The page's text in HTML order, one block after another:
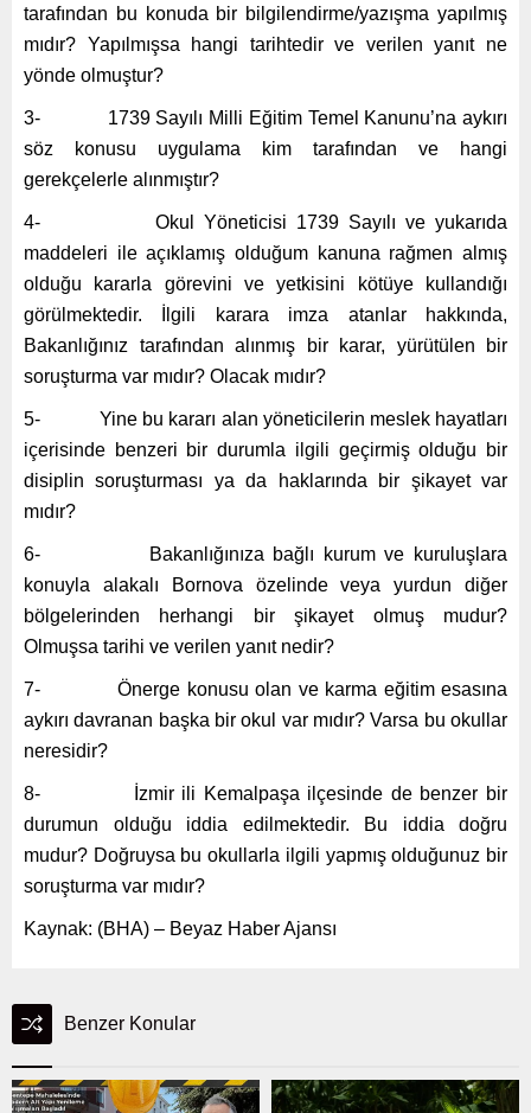
tarafından bu konuda bir bilgilendirme/yazışma yapılmış
mıdır? Yapılmışsa hangi tarihtedir ve verilen yanıt ne
yönde olmuştur?
3- 1739 Sayılı Milli Eğitim Temel Kanunu’na aykırı
söz konusu uygulama kim tarafından ve hangi
gerekçelerle alınmıştır?
4- Okul Yöneticisi 1739 Sayılı ve yukarıda
maddeleri ile açıklamış olduğum kanuna rağmen almış
olduğu kararla görevini ve yetkisini kötüye kullandığı
görülmektedir. İlgili karara imza atanlar hakkında,
Bakanlığınız tarafından alınmış bir karar, yürütülen bir
soruşturma var mıdır? Olacak mıdır?
5- Yine bu kararı alan yöneticilerin meslek hayatları
içerisinde benzeri bir durumla ilgili geçirmiş olduğu bir
disiplin soruşturması ya da haklarında bir şikayet var
mıdır?
6- Bakanlığınıza bağlı kurum ve kuruluşlara
konuyla alakalı Bornova özelinde veya yurdun diğer
bölgelerinden herhangi bir şikayet olmuş mudur?
Olmuşsa tarihi ve verilen yanıt nedir?
7- Önerge konusu olan ve karma eğitim esasına
aykırı davranan başka bir okul var mıdır? Varsa bu okullar
neresidir?
8- İzmir ili Kemalpaşa ilçesinde de benzer bir
durumun olduğu iddia edilmektedir. Bu iddia doğru
mudur? Doğruysa bu okullarla ilgili yapmış olduğunuz bir
soruşturma var mıdır?
Kaynak: (BHA) – Beyaz Haber Ajansı
Benzer Konular